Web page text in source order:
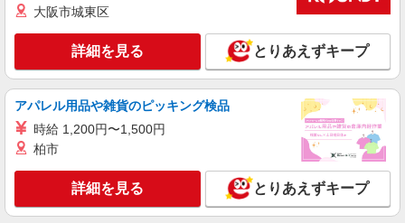
正社員
エイジフリーハウス岡崎六名
介護職／サービス付き高齢者向け住宅／正社員
月給24万1,280円〜26万3,510円 ※経験・能
力・資格等による 初任者研修 月給 24万1,280円
実務者研修 月給 24万4,980円 介護福祉士 月給 25
万7,330円 社会福祉士 月給 26万3,510円 ※一律処
遇改善加算含む ※夜勤手当6,000円/4回を含む 〇
資格手当 〇職種手当 〇業務手当 〇時間外勤務手
当 〇夜勤手当 〇深夜勤務手当 〇休日勤務手当〇
年末年始勤務手当
エイジフリーハウス岡崎六名 愛知県岡崎市六
キープ 詳細を見る
大阪市城東区
詳細を見る とりあえずキープ
アパレル用品や雑貨のピッキング検品
時給 1,200円〜1,500円
柏市
詳細を見る とりあえずキープ